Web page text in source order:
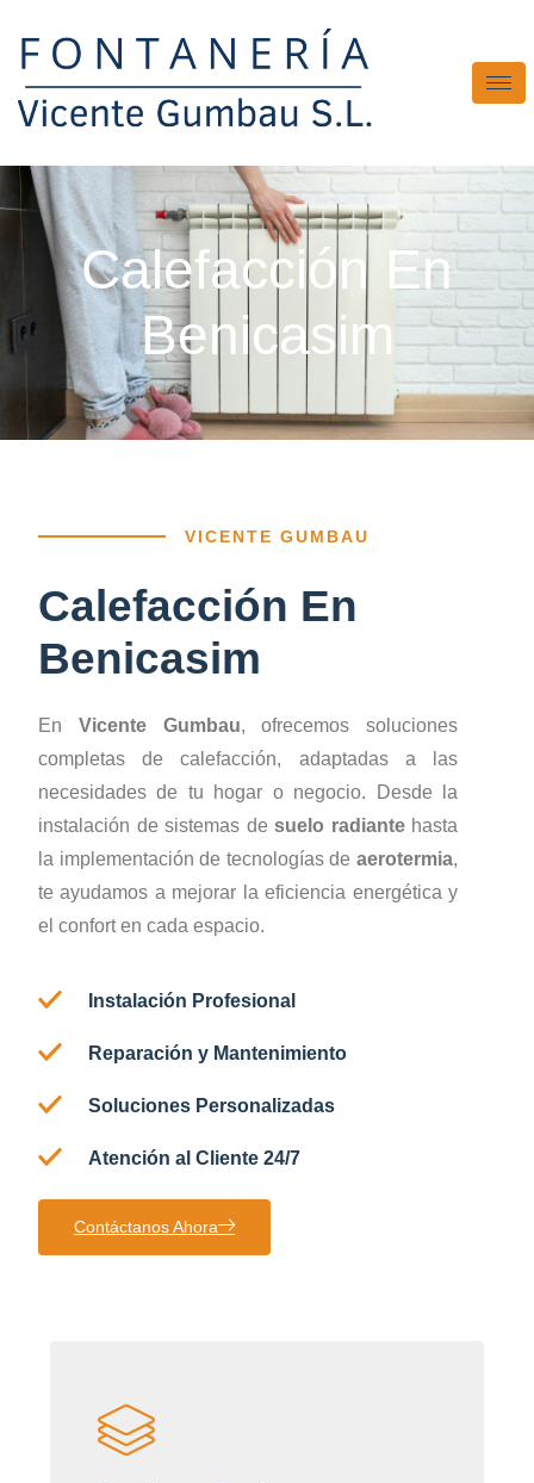
Calefacción En
Benicasim
VICENTE GUMBAU
Calefacción En
Benicasim
En Vicente Gumbau, ofrecemos soluciones
completas de calefacción, adaptadas a las
necesidades de tu hogar o negocio. Desde la
instalación de sistemas de suelo radiantehasta
la implementación de tecnologías de aerotermia,
te ayudamos a mejorar la eficiencia energética y
el confort en cada espacio.
Instalación Profesional
Reparación y Mantenimiento
Soluciones Personalizadas
Atención al Cliente 24/7
Contáctanos Ahora